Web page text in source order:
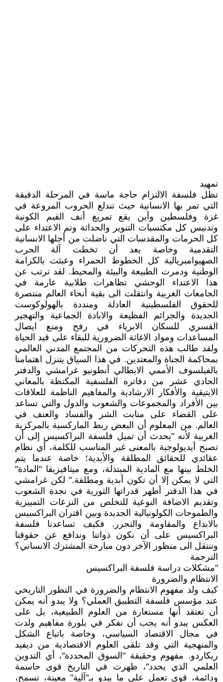
تمهيد
تظل فلسفة الالتزام حاجة ماسة في المرحلة الدقيقة
التي تمر بها الانسانية حيث تندلع الحروب المروعة في
غزة وفلسطين وأين يقع تمريغ أنف القيم الكونية
وتدنيس كل مكتسبات التنوير والحداثة وتم الاعتداء على
كل الحرمات والمقدسات التي ناضلت من أجلها الانسانية
التقدمية وخاصة بعد أن تخطت آلة الحرب
الصهيوامبريالية كل الخطوط الحمراء وعبثت بالكرامة
الوطنية ودمرت الطبيعة والبيئة والمحيط. لقد ترتب عن
هذا الاعتداء الوحشي تظاهرات طلابية عارمة في
الجامعات الغربية وانتقلت الى بقية أنحاء العالم منتصرة
للحقوق الفلسطينية العادلة ومنددة بالهولوكوست
الجديدة والجرائم الفظيعة والابادة الجماعية والتهجير
القسري للسكان الابرياء في رفح ومنع ايصال
المساعدات ومواد الاغاثة الضرورية للبقاء على قيد الحياة
ولقد طالب هذه التحركات من المجتمع المدني العالمي
بمحاكمة الجناة والمعتدين. في هذا السياق يتنزل اهتمامنا
بالفيلسوف الأممي الايطالي أنطونيو غرامشي والدفتر
الحادي عشر من دفاتره الفلسفية المكتظة بالمعاني
الايتيقية والأفكار الارشادية والمفاهيم الناظمة للعلاقات
بين الأفراد والمجموعات والشعوب والدول والتي تساعد
على القضاء على منابت الشر والفساد والعنف في
العالم. من المعلوم أن البعض ربط الماركسية بالمركزية
الغربية لأنه "يحدث أن تميل فلسفة البراكسيس إلى أن
تصبح أيديولوجية بالمعنى غير المناسب للكلمة، أي نظام
عقائدي للحقائق المطلقة والأبدية؛ خاصة عندما يتم
الخلط بينها مع المادية المبتذلة، ومع ميتافيزيقا "المادة"
التي لا يمكن إلا أن تكون أبدية ومطلقة." لكن غرامشي
في هذا الدفتر أظهر قدراتها الثورية في نجدة الشعوب
وتقديم الاضافة النوعية للتخلص من النزعات التمييزية
والطموحات الكولونيالية الجديدة وبين اقتران البراكسيس
بالابداع والمقاومة والتحرر. فكيف تساعدنا فلسفة
البراكسيس على أن نكون ذواتنا وندافع عن حقوقنا
وننتقل الى منظور الآخر دون مبارحة المشترك الانساني؟
الترجمة
"مشكلات دراسة فلسفة البراكسيس
الانتظام والضرورة
كيف ولد مفهوم الانتظام والضرورة في التطور التاريخي
عند مؤسس فلسفة التطبيق العملي؟ ولا يبدو أنه يمكن
أن نعتقد أنها مستعارة من العلوم الطبيعية، بل على
العكس يبدو أنه يجب أن نفكر في بلورة مفاهيم ولدت
في مجال الاقتصاد السياسي، وخاصة باتباع الشكل
والمنهجية التي وقد تلقى العلوم الاقتصادية من ديفيد
ريكاردو. مفهوم وحقيقة "السوق المحددة"، أي التدوين
العلمي الذي يحدد"، ظهرت في التاريخ قوى حاسمة
ودائمة، قوى تعمل على ما يبدو بـ"آلية" معينة، تسمح،